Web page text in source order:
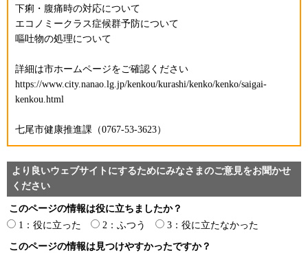
下痢・腹痛時の対応について
エコノミークラス症候群予防について
嘔吐物の処理について
詳細は市ホームページをご確認ください
https://www.city.nanao.lg.jp/kenkou/kurashi/kenko/kenko/saigai-
kenkou.html
七尾市健康推進課（0767-53-3623）
より良いウェブサイトにするためにみなさまのご意見をお聞かせ
ください
このページの情報は役に立ちましたか？
1：役に立った
2：ふつう 3：役に立たなかった
このページの情報は見つけやすかったですか？